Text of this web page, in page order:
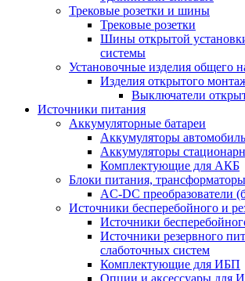
Трековые розетки и шины
Трековые розетки
Шины открытой
системы
Установочные изделия общего
Изделия открытого
Выключатели
Источники питания
Аккумуляторные батареи
Аккумуляторы
Аккумуляторы
Комплектующие для АКБ
Блоки питания,
AC-DC преобразователи
Источники бесперебойного и
Источники
Источники резервного
слаботочных систем
Комплектующие для ИБП
Опции и аксессуары для